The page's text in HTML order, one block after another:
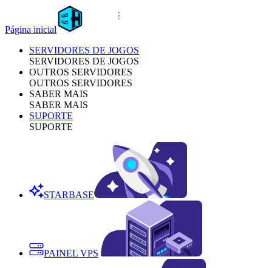
Página inicial
SERVIDORES DE JOGOS
SERVIDORES DE JOGOS
OUTROS SERVIDORES
OUTROS SERVIDORES
SABER MAIS
SABER MAIS
SUPORTE
SUPORTE
STARBASE
PAINEL VPS